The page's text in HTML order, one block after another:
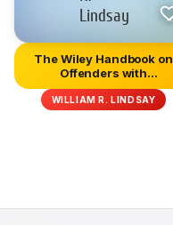
The Wiley Handbook on
Offenders with
Intellectual...
WILLIAM R. LINDSAY